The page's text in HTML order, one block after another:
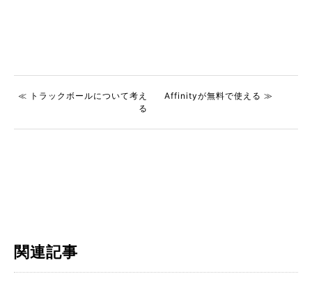
≪ トラックボールについて考え
る
Affinityが無料で使える ≫
関連記事